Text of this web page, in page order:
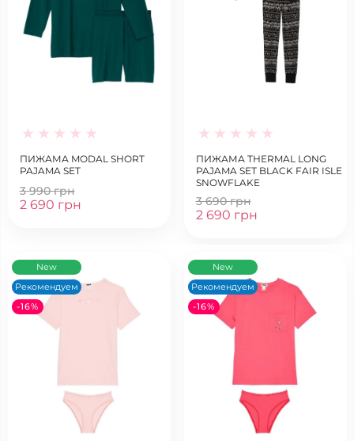
ПИЖАМА MODAL SHORT
PAJAMA SET
3 990 грн
2 690 грн
ПИЖАМА THERMAL LONG
PAJAMA SET BLACK FAIR ISLE
SNOWFLAKE
3 690 грн
2 690 грн
New
Рекомендуем
-16%
New
Рекомендуем
-16%